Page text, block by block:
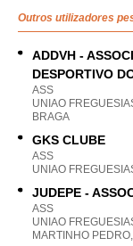
Outros utilizadores
ADDVH -
DESPORTIVO
ASS
UNIAO
BRAGA
GKS CLUBE
ASS
UNIAO
JUDEPE -
ASS
UNIAO
MARTINHO